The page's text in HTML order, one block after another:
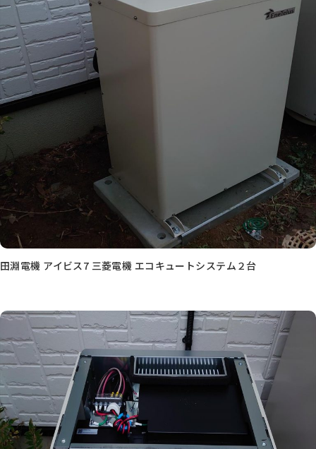
田淵電機 アイビス7 三菱電機 エコキュートシステム２台